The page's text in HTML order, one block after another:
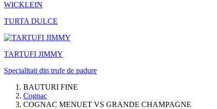
WICKLEIN
TURTA DULCE
TARTUFI JIMMY
Specialitati din trufe de padure
BAUTURI FINE
Cognac
COGNAC MENUET VS GRANDE CHAMPAGNE